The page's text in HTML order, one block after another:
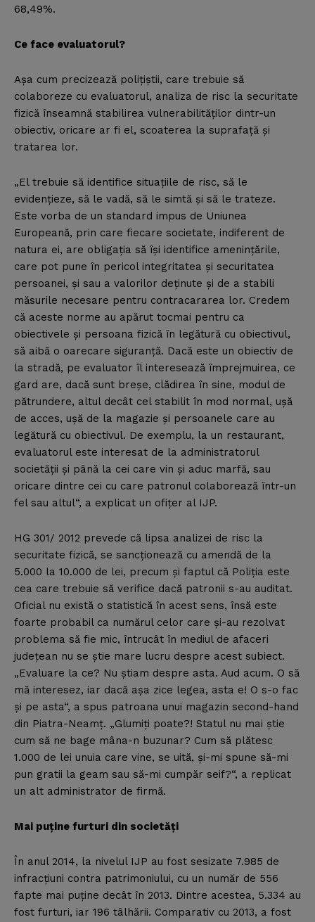
68,49%.
Ce face evaluatorul?
Aşa cum precizează poliţiştii, care trebuie să
colaboreze cu evaluatorul, analiza de risc la securitate
fizică înseamnă stabilirea vulnerabilităţilor dintr-un
obiectiv, oricare ar fi el, scoaterea la suprafaţă şi
tratarea lor.
„El trebuie să identifice situaţiile de risc, să le
evidenţieze, să le vadă, să le simtă şi să le trateze.
Este vorba de un standard impus de Uniunea
Europeană, prin care fiecare societate, indiferent de
natura ei, are obligaţia să îşi identifice ameninţările,
care pot pune în pericol integritatea şi securitatea
persoanei, şi sau a valorilor deţinute şi de a stabili
măsurile necesare pentru contracararea lor. Credem
că aceste norme au apărut tocmai pentru ca
obiectivele şi persoana fizică în legătură cu obiectivul,
să aibă o oarecare siguranţă. Dacă este un obiectiv de
la stradă, pe evaluator îl interesează împrejmuirea, ce
gard are, dacă sunt breşe, clădirea în sine, modul de
pătrundere, altul decât cel stabilit în mod normal, uşă
de acces, uşă de la magazie şi persoanele care au
legătură cu obiectivul. De exemplu, la un restaurant,
evaluatorul este interesat de la administratorul
societăţii şi până la cei care vin şi aduc marfă, sau
oricare dintre cei cu care patronul colaborează într-un
fel sau altul“, a explicat un ofiţer al IJP.
HG 301/ 2012 prevede că lipsa analizei de risc la
securitate fizică, se sancţionează cu amendă de la
5.000 la 10.000 de lei, precum şi faptul că Poliţia este
cea care trebuie să verifice dacă patronii s-au auditat.
Oficial nu există o statistică în acest sens, însă este
foarte probabil ca numărul celor care şi-au rezolvat
problema să fie mic, întrucât în mediul de afaceri
judeţean nu se ştie mare lucru despre acest subiect.
„Evaluare la ce? Nu ştiam despre asta. Aud acum. O să
mă interesez, iar dacă aşa zice legea, asta e! O s-o fac
şi pe asta“, a spus patroana unui magazin second-hand
din Piatra-Neamţ. „Glumiţi poate?! Statul nu mai ştie
cum să ne bage mâna-n buzunar? Cum să plătesc
1.000 de lei unuia care vine, se uită, şi-mi spune să-mi
pun gratii la geam sau să-mi cumpăr seif?“, a replicat
un alt administrator de firmă.
Mai puţine furturi din societăţi
În anul 2014, la nivelul IJP au fost sesizate 7.985 de
infracţiuni contra patrimoniului, cu un număr de 556
fapte mai puţine decât în 2013. Dintre acestea, 5.334 au
fost furturi, iar 196 tâlhării. Comparativ cu 2013, a fost